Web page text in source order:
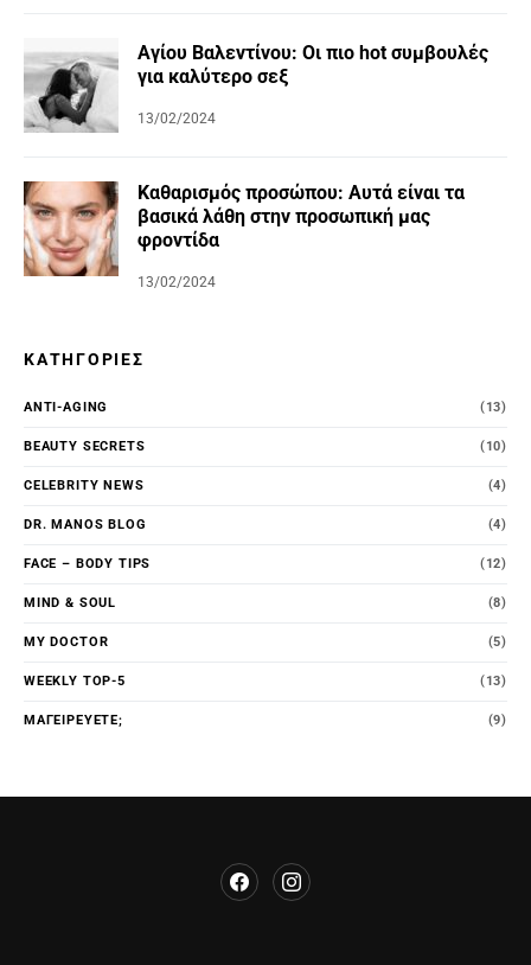
Αγίου Βαλεντίνου: Οι πιο hot συμβουλές
για καλύτερο σεξ
13/02/2024
Καθαρισμός προσώπου: Αυτά είναι τα
βασικά λάθη στην προσωπική μας
φροντίδα
13/02/2024
ΚΑΤΗΓΟΡΊΕΣ
ANTI-AGING (13)
BEAUTY SECRETS (10)
CELEBRITY NEWS (4)
DR. MANOS BLOG (4)
FACE – BODY TIPS (12)
MIND & SOUL (8)
MY DOCTOR (5)
WEEKLY TOP-5 (13)
ΜΑΓΕΙΡΕΎΕΤΕ; (9)